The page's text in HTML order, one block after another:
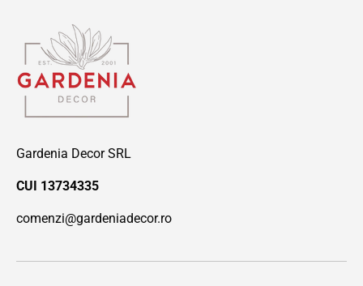
Gardenia Decor SRL
CUI 13734335
comenzi@gardeniadecor.ro